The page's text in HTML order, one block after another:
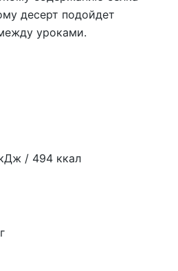
десерт подойдет
уроками.
/ 494 ккал